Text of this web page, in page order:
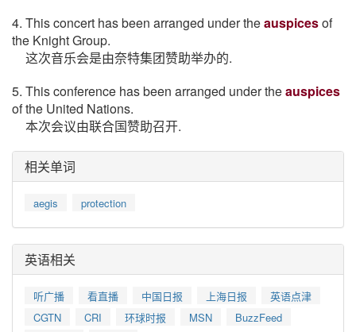
4. This concert has been arranged under theauspicesof
the Knight Group.
这次音乐会是由奈特集团赞助举办的.
5. This conference has been arranged under theauspices
of the United Nations.
本次会议由联合国赞助召开.
相关单词
aegis protection
英语相关
听广播 看直播 中国日报 上海日报
英语点津
CGTN
CRI 环球时报 MSN
BuzzFeed